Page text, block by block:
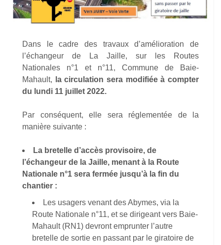
Dans le cadre des travaux d’amélioration de
l’échangeur de La Jaille, sur les Routes
Nationales n°1 et n°11, Commune de Baie-
Mahault,
la circulation sera modifiée à compter
du lundi 11 juillet 2022.
Par conséquent, elle sera réglementée de la
manière suivante :
La bretelle d’accès provisoire, de
l’échangeur de la Jaille, menant à la Route
Nationale n°1 sera fermée jusqu’à la fin du
chantier :
Les usagers venant des Abymes, via la
Route Nationale n°11, et se dirigeant vers Baie-
Mahault (RN1) devront emprunter l’autre
bretelle de sortie en passant par le giratoire de